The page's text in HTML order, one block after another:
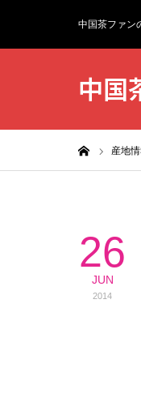
中国茶ファン
中国
産地
26
JUN
2014